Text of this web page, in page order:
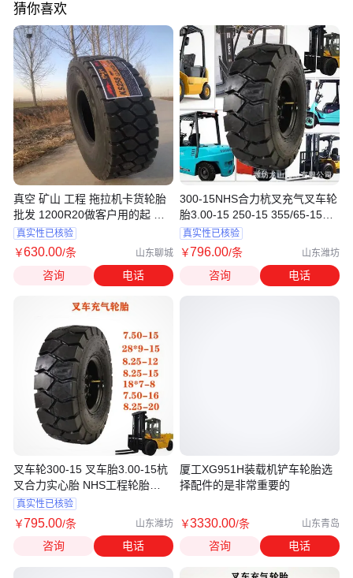
猜你喜欢
真空 矿山 工程 拖拉机卡货轮胎
批发 1200R20做客户用的起 用
的住的胎
真实性已核验
￥630.00/条 山东聊城
咨询 电话
叉车轮300-15 叉车胎3.00-15杭
叉合力实心胎 NHS工程轮胎
8.25-15
真实性已核验
￥795.00/条 山东潍坊
咨询 电话
300-15NHS合力杭叉充气叉车轮
胎3.00-15 250-15 355/65-15耐
磨胎
真实性已核验
￥796.00/条 山东潍坊
咨询 电话
厦工XG951H装载机铲车轮胎选
择配件的是非常重要的
￥3330.00/条 山东青岛
咨询 电话